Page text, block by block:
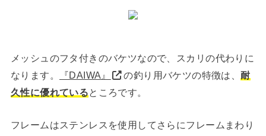
メッシュのフタ付きのバケツなので、スカリの代わりに
なります。
『DAIWA』 の釣り用バケツの特徴は、耐
久性に優れているところです。
フレームはステンレスを使用してさらにフレームまわり